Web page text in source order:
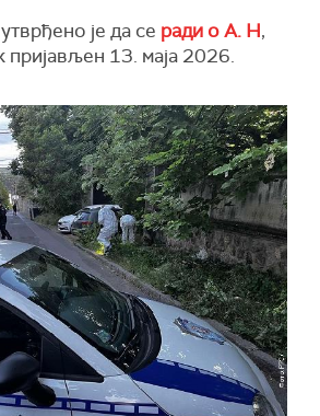
је да се ради о А. Н,
пријављен 13. маја 2026.